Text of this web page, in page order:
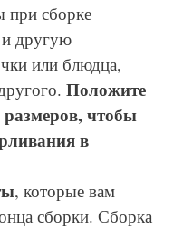
при сборке
и другую
или блюдца,
Положите
чтобы
в
, которые вам
сборки. Сборка